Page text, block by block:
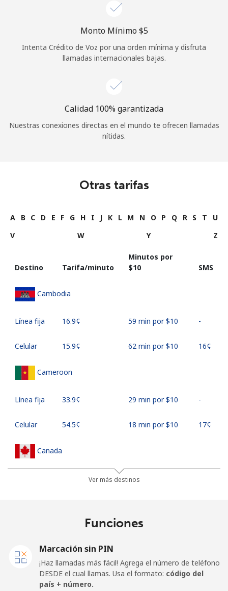
Monto Mínimo ⁦$5⁩
Intenta Crédito de Voz por una orden mínima y disfruta
llamadas internacionales bajas.
Calidad 100% garantizada
Nuestras conexiones directas en el mundo te ofrecen llamadas
nítidas.
Otras tarifas
A B C D E F G H I J K L M N O P Q R S T
U
V
W Y Z
Destino Tarifa/minuto
Minutos por
⁦$10⁩
SMS
Cambodia
Línea fija ⁦16.9¢⁩ 59 min por ⁦$10⁩ -
Celular ⁦15.9¢⁩ 62 min por ⁦$10⁩ ⁦16¢⁩
Cameroon
Línea fija ⁦33.9¢⁩ 29 min por ⁦$10⁩ -
Celular ⁦54.5¢⁩ 18 min por ⁦$10⁩ ⁦17¢⁩
Canada
665 min por ⁦$10⁩
⁦39.5¢⁩ 25 min por ⁦$10⁩ ⁦16¢⁩
Ver más destinos
Funciones
Marcación sin PIN
¡Haz llamadas más fácil! Agrega el número de teléfono
DESDE el cual llamas. Usa el formato: código del
país + número.